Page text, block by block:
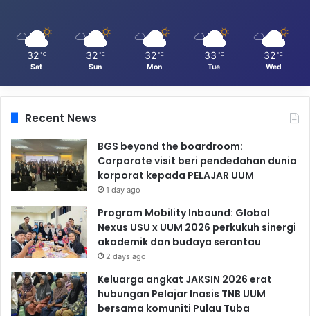
32 ℃
Sat
32 ℃
Sun
32 ℃
Mon
33 ℃
Tue
32 ℃
Wed
Recent News
BGS beyond the boardroom:
Corporate visit beri pendedahan dunia
korporat kepada PELAJAR UUM
1 day ago
Program Mobility Inbound: Global
Nexus USU x UUM 2026 perkukuh sinergi
akademik dan budaya serantau
2 days ago
Keluarga angkat JAKSIN 2026 erat
hubungan Pelajar Inasis TNB UUM
bersama komuniti Pulau Tuba